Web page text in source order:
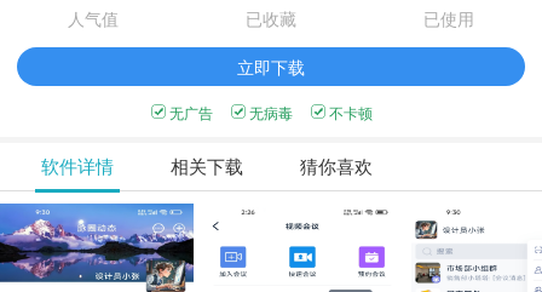
人气值 已收藏
已使用
立即下载
无广告 无病毒 不卡顿
软件详情 相关下载 猜你喜欢